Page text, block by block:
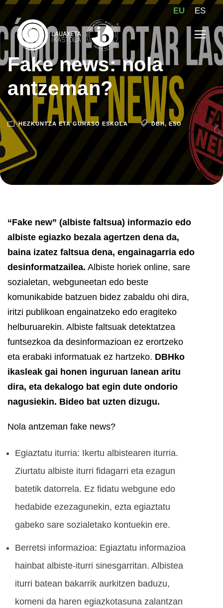
EU ES
Fake news: nola
antzeman?
HEZKUNTZA ETA GURASO ESKOLA DBH, ESO
“Fake new” (albiste faltsua) informazio edo
albiste egiazko bezala agertzen dena da,
baina izatez faltsua dena, engainagarria edo
desinformatzailea. Albiste horiek online, sare
sozialetan, webguneetan edo beste
komunikabide batzuen bidez zabaldu ohi dira,
iritzi publikoan engainatzeko edo eragiteko
helburuarekin. Albiste faltsuak detektatzea
funtsezkoa da desinformazioan ez erortzeko
eta erabaki informatuak ez hartzeko. DBHko
ikasleak gai honen inguruan lanean aritu
dira, eta dekalogo bat egin dute ondorio
nagusiekin. Bideo bat uzten dizugu.
Nola antzeman fake news?
Egiaztatu iturria: Ikertu albistearen iturria.
Ziurtatu albiste iturri fidagarri eta ezagun
batetik datorrela. Ez fidatu webgune edo
hedabide ezezagunekin, ezta egiaztatu
gabeko sare sozialetako kontuekin ere.
Berretsi informazioa: Egiaztatu informazioa
hainbat albiste-iturri sinesgarritan. Albistea
iturri batean bakarrik aurkitzen baduzu,
komeni da haren egiazkotasuna zalantzan